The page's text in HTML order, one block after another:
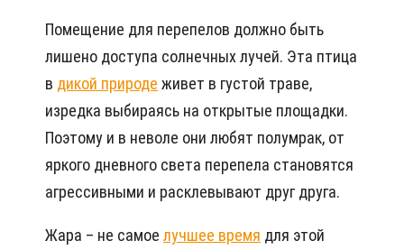
Помещение для перепелов должно быть
лишено доступа солнечных лучей. Эта птица
в дикой природе живет в густой траве,
изредка выбираясь на открытые площадки.
Поэтому и в неволе они любят полумрак, от
яркого дневного света перепела становятся
агрессивными и расклевывают друг друга.
Жара – не самое лучшее время для этой